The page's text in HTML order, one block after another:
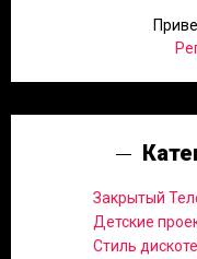
Закрытый
Детские
Стиль